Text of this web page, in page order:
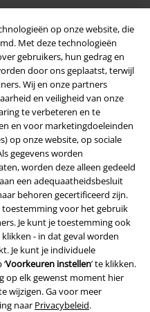
op onze website, die
Met deze technologieën
gebruikers, hun gedrag en
door ons geplaatst, terwijl
Wij en onze partners
en veiligheid van onze
te verbeteren en te
en voor marketingdoeleinden
op onze website, op sociale
gegevens worden
worden deze alleen gedeeld
een adequaatheidsbesluit
behoren gecertificeerd zijn.
toestemming voor het gebruik
Je kunt je toestemming ook
klikken - in dat geval worden
Je kunt je individuele
Voorkeuren instellen’ te klikken.
op elk gewenst moment hier
wijzigen. Ga voor meer
naar Privacybeleid.